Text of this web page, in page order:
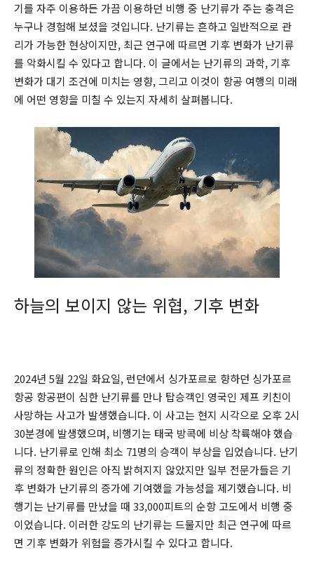
기를 자주 이용하든 가끔 이용하던 비행 중 난기류가 주는 충격은
누구나 경험해 보셨을 것입니다. 난기류는 흔하고 일반적으로 관
리가 가능한 현상이지만, 최근 연구에 따르면 기후 변화가 난기류
를 악화시킬 수 있다고 합니다. 이 글에서는 난기류의 과학, 기후
변화가 대기 조건에 미치는 영향, 그리고 이것이 항공 여행의 미래
에 어떤 영향을 미칠 수 있는지 자세히 살펴봅니다.
하늘의 보이지 않는 위협, 기후 변화
2024년 5월 22일 화요일, 런던에서 싱가포르로 향하던 싱가포르
항공 항공편이 심한 난기류를 만나 탑승객인 영국인 제프 키친이
사망하는 사고가 발생했습니다. 이 사고는 현지 시각으로 오후 2시
30분경에 발생했으며, 비행기는 태국 방콕에 비상 착륙해야 했습
니다. 난기류로 인해 최소 71명의 승객이 부상을 입었습니다. 난기
류의 정확한 원인은 아직 밝혀지지 않았지만 일부 전문가들은 기
후 변화가 난기류의 증가에 기여했을 가능성을 제기했습니다. 비
행기는 난기류를 만났을 때 33,000피트의 순항 고도에서 비행 중
이었습니다. 이러한 강도의 난기류는 드물지만 최근 연구에 따르
면 기후 변화가 위험을 증가시킬 수 있다고 합니다.